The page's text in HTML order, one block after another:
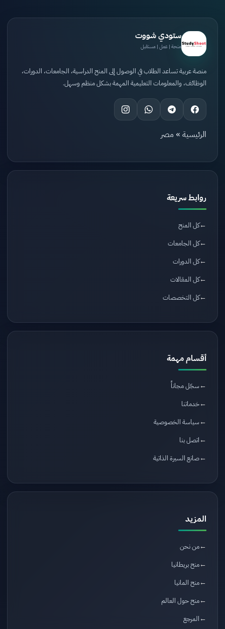
ستودي شووت
منحة | عمل | مستقبل
منصة عربية تساعد الطلاب في الوصول إلى المنح الدراسية، الجامعات، الدورات،
الوظائف، والمعلومات التعليمية المهمة بشكل منظم وسهل.
الرئيسية » مصر
روابط سريعة
كل المنح
كل الجامعات
كل الدورات
كل المقالات
كل التخصصات
أقسام مهمة
سجّل مجاناً
خدماتنا
سياسة الخصوصية
اتصل بنا
صانع السيرة الذاتية
المزيد
من نحن
منح بريطانيا
منح المانيا
منح حول العالم
المرجع